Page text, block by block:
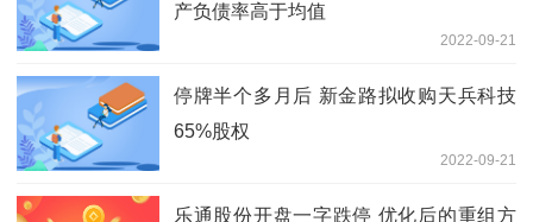
产负债率高于均值
2022-09-21
停牌半个多月后 新金路拟收购天兵科技
65%股权
2022-09-21
乐通股份开盘一字跌停 优化后的重组方